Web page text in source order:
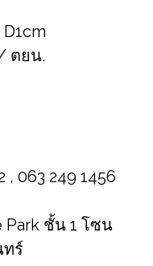
ตยน.
, 063 249 1456
Park ชั้น 1 โซน
ทร์